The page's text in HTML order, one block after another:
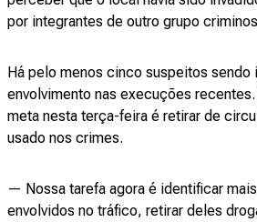
por integrantes de outro grupo
Há pelo menos cinco suspeitos sendo
envolvimento nas execuções
meta nesta terça-feira é retirar de
usado nos crimes.
— Nossa tarefa agora é identificar
envolvidos no tráfico, retirar deles